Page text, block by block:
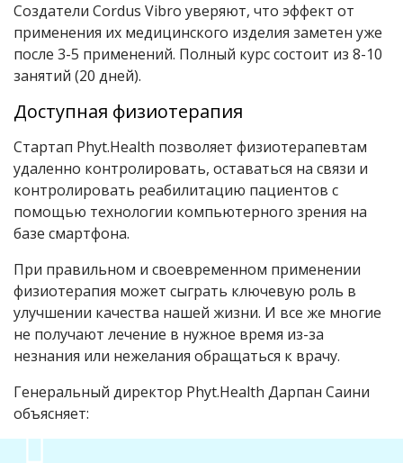
Создатели Cordus Vibro уверяют, что эффект от
применения их медицинского изделия заметен уже
после 3-5 применений. Полный курс состоит из 8-10
занятий (20 дней).
Доступная физиотерапия
Стартап Phyt.Health позволяет физиотерапевтам
удаленно контролировать, оставаться на связи и
контролировать реабилитацию пациентов с
помощью технологии компьютерного зрения на
базе смартфона.
При правильном и своевременном применении
физиотерапия может сыграть ключевую роль в
улучшении качества нашей жизни. И все же многие
не получают лечение в нужное время из-за
незнания или нежелания обращаться к врачу.
Генеральный директор Phyt.Health Дарпан Саини
объясняет: